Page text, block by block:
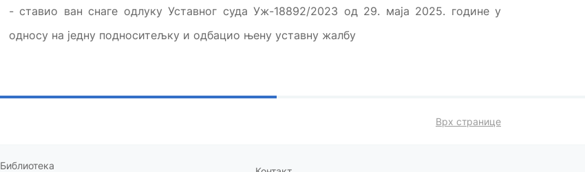
- ставио ван снаге одлуку Уставног суда Уж-18892/2023 од 29. маја 2025. године у
односу на једну подноситељку и одбацио њену уставну жалбу
Врх странице
Библиотека